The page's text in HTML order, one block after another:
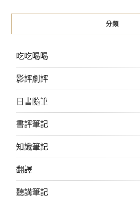
分類
吃吃喝喝
影評劇評
日書隨筆
書評筆記
知識筆記
翻譯
聽講筆記